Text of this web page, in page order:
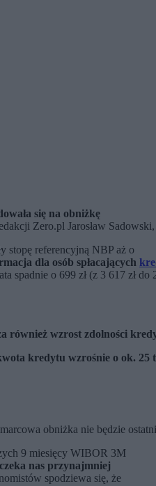
się na obniżkę
Zero.pl Jarosław
stopę referencyjną NBP aż o
dla osób spłacających
spadnie o 699 zł (z 3 617 zł do
również wzrost zdolności
kredytu wzrośnie o ok. 25
obniżka nie będzie
9 miesięcy WIBOR 3M
nas przynajmniej
spodziewa się, że